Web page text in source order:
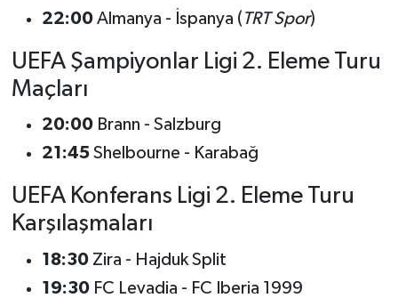
22:00Almanya - İspanya ( TRT Spor)
UEFA Şampiyonlar Ligi 2. Eleme Turu
Maçları
20:00Brann - Salzburg
21:45Shelbourne - Karabağ
UEFA Konferans Ligi 2. Eleme Turu
Karşılaşmaları
18:30Zira - Hajduk Split
19:30FC Levadia - FC Iberia 1999